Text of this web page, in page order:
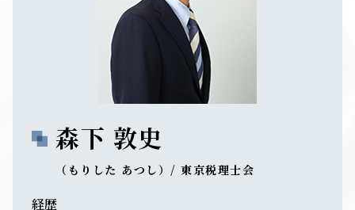
森下 敦史
（もりした あつし）/ 東京税理士会
経歴